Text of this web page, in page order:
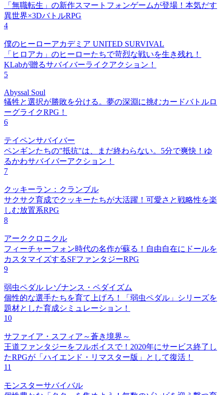
「無職転生」の新作スマートフォンゲームが登場！本気だす
異世界×3DバトルRPG
4
僕のヒーローアカデミア UNITED SURVIVAL
「ヒロアカ」のヒーローたちで苛烈な戦いを生き残れ！
KLabが贈るサバイバーライクアクション！
5
Abyssal Soul
犠牲と選択が勝敗を分ける。夢の深淵に挑むカードバトルロ
ーグライクRPG！
6
テイペンサバイバー
ペンギンたちの"抵抗"は、まだ終わらない。5分で爽快！ゆ
るかわサバイバーアクション！
7
クッキーラン：クランブル
サクサク育成でクッキーたちが大活躍！可愛さと戦略性を楽
しむ放置系RPG
8
アーククロニクル
フィーチャーフォン時代の名作が蘇る！自由自在にドールを
カスタマイズするSFファンタジーRPG
9
弱虫ペダル レゾナンス・ペダイズム
個性的な選手たちを育て上げろ！「弱虫ペダル」シリーズを
題材とした育成シミュレーション！
10
サファイア・スフィア～蒼き境界～
王道ファンタジーをフルボイスで！2020年にサービス終了し
たRPGが「ハイエンド・リマスター版」として復活！
11
モンスターサバイバル